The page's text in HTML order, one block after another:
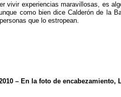
vivir experiencias maravillosas, es
como bien dice Calderón de la
que lo estropean.
– En la foto de encabezamiento,